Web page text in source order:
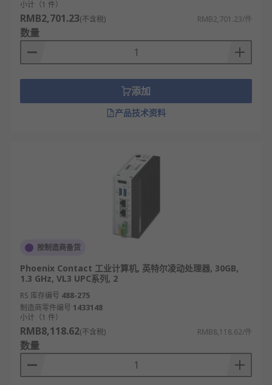
小计（1 件）
RMB2,701.23(不含税) RMB2,701.23/件
数量
添加
产品技术资料
按制造商备货
Phoenix Contact 工业计算机, 英特尔凌动处理器, 30GB,
1.3 GHz, VL3 UPC系列, 2
RS 库存编号 488-275
制造商零件编号 1433148
小计（1 件）
RMB8,118.62(不含税) RMB8,118.62/件
数量